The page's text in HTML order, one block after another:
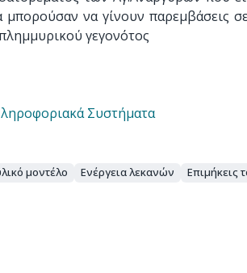
να γίνουν παρεμβάσεις
γεγονότος
Συστήματα
μοντέλο Ενέργεια λεκανών
Επιμήκεις